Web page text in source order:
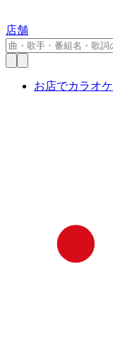
店舗
お店でカラオケ